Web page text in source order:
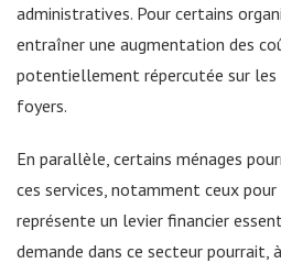
administratives. Pour certains
entraîner une augmentation des
potentiellement répercutée sur
foyers.
En parallèle, certains ménages
ces services, notamment ceux
représente un levier financier
demande dans ce secteur pourrait,